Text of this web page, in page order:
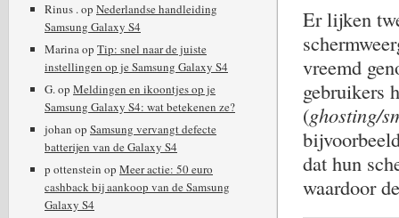
Er lijken
vreemd
gebruikers
(ghosting/
dat hun
waardoor
Rinus .op Nederlandse handleiding
Samsung Galaxy S4
Marinaop Tip: snel naar de juiste
instellingen op je Samsung Galaxy S4
G.op Meldingen en ikoontjes op je
Samsung Galaxy S4: wat betekenen ze?
johan op Samsung vervangt defecte
batterijen van de Galaxy S4
p ottenstein op Meer actie: 50 euro
cashback bij aankoop van de Samsung
Galaxy S4